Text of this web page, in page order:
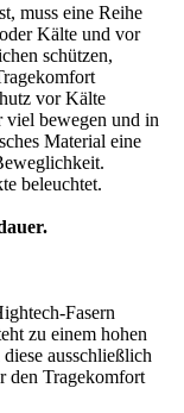
muss eine Reihe
Kälte und vor
schützen,
vor Kälte
viel bewegen und in
Material eine
beleuchtet.
Fasern
zu einem hohen
ausschließlich
den Tragekomfort